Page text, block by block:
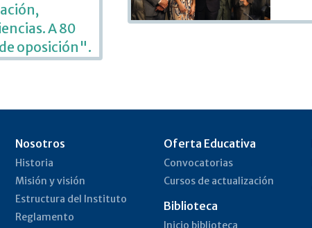
A 80
oposición".
Nosotros
Historia
Misión y visión
Estructura del Instituto
Reglamento
Oferta Educativa
Convocatorias
Cursos de actualización
Biblioteca
Inicio biblioteca